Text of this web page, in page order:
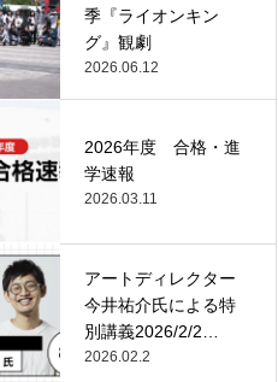
季『ライオンキン
グ』観劇
2026.06.12
2026年度 合格・進
学速報
2026.03.11
アートディレクター
今井祐介氏による特
別講義2026/2/2
（月）…
2026.02.2